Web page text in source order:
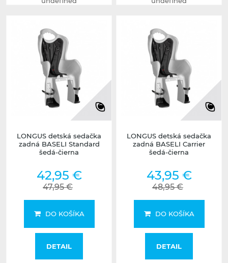
LONGUS detská sedačka
zadná BASELI Standard
šedá-čierna
42,95 €
47,95 €
DO KOŠÍKA
DETAIL
LONGUS detská sedačka
zadná BASELI Carrier
šedá-čierna
43,95 €
48,95 €
DO KOŠÍKA
DETAIL